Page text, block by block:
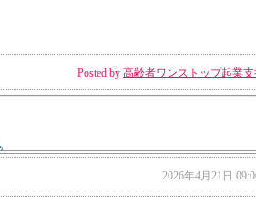
Posted by 高齢者ワンストップ起業
2026年4月21日